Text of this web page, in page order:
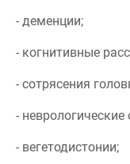
- деменции;
- когнитивные
- сотрясения
-
- вегетодистонии;